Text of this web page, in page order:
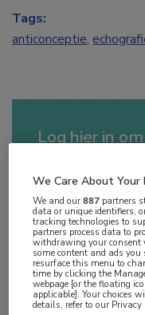
Log hier in
Login of
Tags:
anticonceptie,
We Care About Your
We and our887 partners
data or unique identifiers,
tracking technologies to
partners process data to
withdrawing your consent
some content and ads you
resurface this menu to
time by clicking the
webpage [or the floating
applicable]. Your choices
details, refer to our Privacy